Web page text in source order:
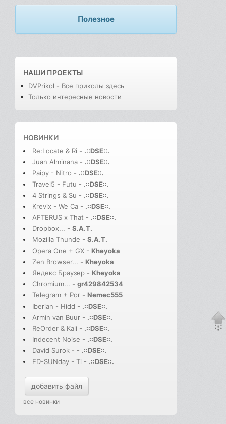
Полезное
НАШИ ПРОЕКТЫ
DVPrikol - Все приколы здесь
Только интересные новости
НОВИНКИ
Re:Locate & Ri - .::DSE::.
Juan Alminana - .::DSE::.
Paipy - Nitro - .::DSE::.
Travel5 - Futu - .::DSE::.
4 Strings & Su - .::DSE::.
Krevix - We Ca - .::DSE::.
AFTERUS x That - .::DSE::.
Dropbox... - S.A.T.
Mozilla Thunde - S.A.T.
Opera One + GX - Kheyoka
Zen Browser... - Kheyoka
Яндекс Браузер - Kheyoka
Chromium... - gr429842534
Telegram + Por - Nemec555
Iberian - Hidd - .::DSE::.
Armin van Buur - .::DSE::.
ReOrder & Kali - .::DSE::.
Indecent Noise - .::DSE::.
David Surok - - .::DSE::.
ED-SUNday - Ti - .::DSE::.
добавить файл
все новинки